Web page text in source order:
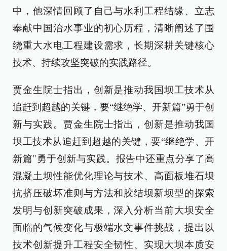
中，他深情回顾了自己与水利工程结缘、立志
奉献中国治水事业的初心历程，清晰阐述了围
绕重大水电工程建设需求，长期深耕关键核心
技术、持续攻坚突破的实践路径。
贾金生院士指出，创新是推动我国坝工技术从
追赶到超越的关键，要“继绝学、开新篇”勇于创
新与实践。
贾金生院士指出，创新是推动我国
坝工技术从追赶到超越的关键，要“继绝学、开
新篇"勇于创新与实践。报告中还重点分享了高
混凝土坝性能优化理论与技术、高面板堆石坝
抗挤压破坏准则与方法和胶结坝新坝型的探索
发明与创新突破成果，深入分析当前大坝安全
面临的气候变化与极端水文事件挑战，提出以
技术创新提升工程安全韧性、实现大坝本质安